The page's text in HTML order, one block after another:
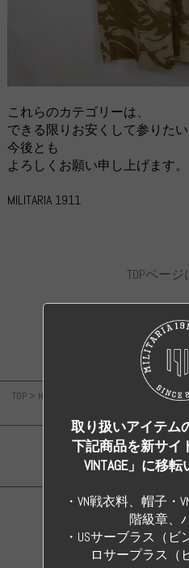
TOP> News & Topics
【ニュース】米
WWII
ALL
これらのカテゴリーは、
できる限りお安くして参りた
今後とも
よろしくお願い申し上げます。
MILITARIA 1911
TOPペー
取り扱いアイテム
下記商品を新サイ
VINTAGE」に移
・VN戦衣料、帽子・
階級章、
・USサーブラス（
ロサープラス（